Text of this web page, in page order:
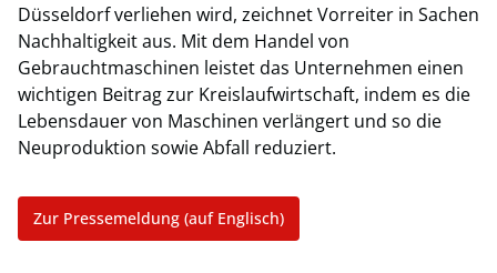
Düsseldorf verliehen wird, zeichnet Vorreiter in Sachen
Nachhaltigkeit aus. Mit dem Handel von
Gebrauchtmaschinen leistet das Unternehmen einen
wichtigen Beitrag zur Kreislaufwirtschaft, indem es die
Lebensdauer von Maschinen verlängert und so die
Neuproduktion sowie Abfall reduziert.
Zur Pressemeldung (auf Englisch)